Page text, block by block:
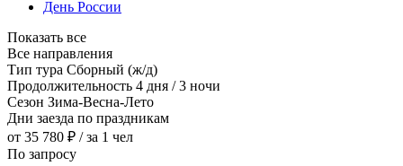
День России
Показать все
Все направления
Тип тура Сборный (ж/д)
Продолжительность 4 дня / 3 ночи
Сезон Зима-Весна-Лето
Дни заезда по праздникам
от 35 780 ₽ / за 1 чел
По запросу